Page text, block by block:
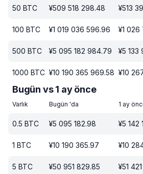
50 BTC ¥509 518 298.48 ¥513
100 BTC ¥1 019 036 596.96 ¥1 026
500 BTC ¥5 095 182 984.79 ¥5 133
1000 BTC ¥10 190 365 969.58 ¥10
Bugün vs 1 ay önce
Varlık Bugün 'da 1 ay
0.5 BTC ¥5 095 182.98 ¥5 142
1 BTC ¥10 190 365.97 ¥10
5 BTC ¥50 951 829.85 ¥51